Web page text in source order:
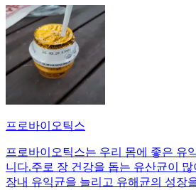
프로바이오틱스
프로바이오틱스는 우리 몸에 좋은 유
니다.주로 장 건강을 돕는 유산균이
장내 유익균을 늘리고 유해균의 성장